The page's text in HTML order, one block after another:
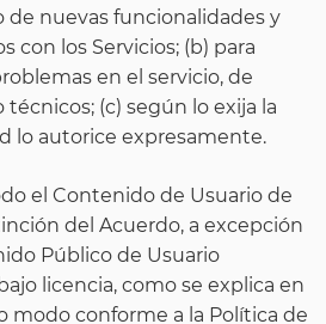
de nuevas funcionalidades y
con los Servicios; (b) para
en el servicio, de
(c) según lo exija la
lo autorice expresamente.
el Contenido de Usuario de
del Acuerdo, a excepción
Público de Usuario
licencia, como se explica en
modo conforme a la Política de